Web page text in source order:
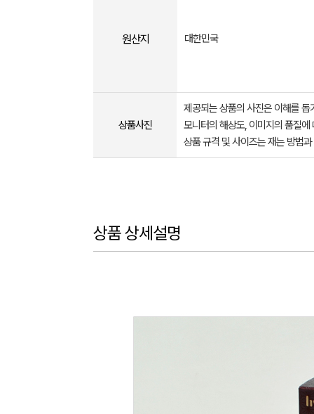
원산지 대한민국
상품사진
제공되는 상품의 사진은 이해를
모니터의 해상도, 이미지의 품질
상품 규격 및 사이즈는 재는 방법
상품 상세설명